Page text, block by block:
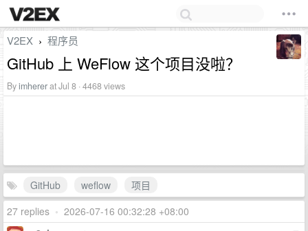
V2EX › 程序员
GitHub 上 WeFlow 这个项目没啦？
Byimhererat Jul 8 · 4468 views
GitHub weflow
项目
27 replies • 2026-07-16 00:32:28 +08:00